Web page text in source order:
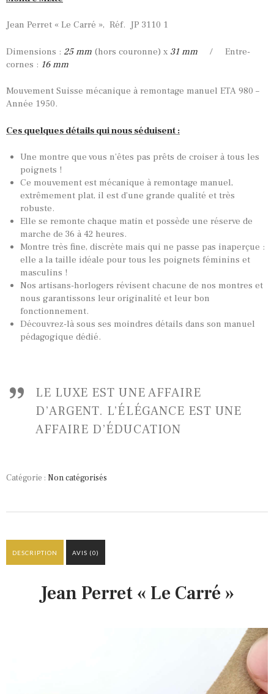
TOUTES NOS VINTAGES
MONTRES PAR HISTOIRES
CONTACTS & HISTORIQUE
PANIER
Jean Perret « Le Carré », Réf. JP 3110 1
Dimensions : 25 mm (hors couronne) x 31 mm / Entre-
cornes : 16 mm
Mouvement Suisse mécanique à remontage manuel ETA 980 –
Année 1950.
Ces quelques détails qui nous séduisent :
Une montre que vous n’êtes pas prêts de croiser à tous les
poignets !
Ce mouvement est mécanique à remontage manuel,
extrêmement plat, il est d’une grande qualité et très
robuste.
Elle se remonte chaque matin et possède une réserve de
marche de 36 à 42 heures.
Montre très fine, discrète mais qui ne passe pas inaperçue :
elle a la taille idéale pour tous les poignets féminins et
masculins !
Nos artisans-horlogers révisent chacune de nos montres et
nous garantissons leur originalité et leur bon
fonctionnement.
Découvrez-là sous ses moindres détails dans son manuel
pédagogique dédié.
LE LUXE EST UNE AFFAIRE
D’ARGENT. L’ÉLÉGANCE EST UNE
AFFAIRE D’ÉDUCATION
Catégorie : Non catégorisés
DESCRIPTION AVIS (0)
Jean Perret « Le Carré »